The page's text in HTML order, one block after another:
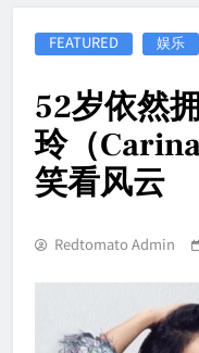
FEATURED 娱乐
52岁依然
玲（
笑看风云
Redtomato Admin